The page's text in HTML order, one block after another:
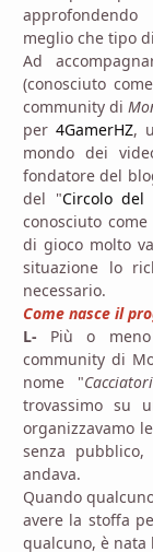
meglio che tipo
Ad
(conosciuto come
community di
per4GamerHZ,
mondo dei
fondatore del
del "Circolo del
conosciuto come
di gioco molto
situazione lo
necessario.
Come nasce il
L- Più o
community di
nome "
trovassimo su
organizzavamo
senza
andava.
Quando
avere la stoffa
qualcuno, è